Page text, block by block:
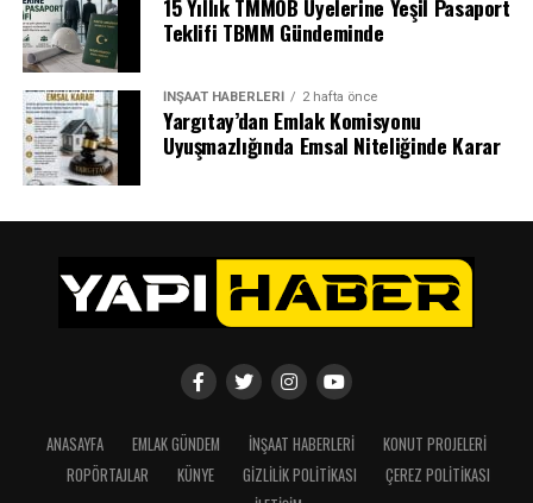
15 Yıllık TMMOB Üyelerine Yeşil Pasaport
Teklifi TBMM Gündeminde
İNŞAAT HABERLERI 2 hafta önce
Yargıtay’dan Emlak Komisyonu
Uyuşmazlığında Emsal Niteliğinde Karar
ANASAYFA EMLAK GÜNDEM İNŞAAT HABERLERI
KONUT PROJELERI
ROPÖRTAJLAR
KÜNYE GIZLILIK POLITIKASI
ÇEREZ POLITIKASI